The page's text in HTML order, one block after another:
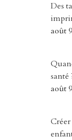
Des
août
santé
août